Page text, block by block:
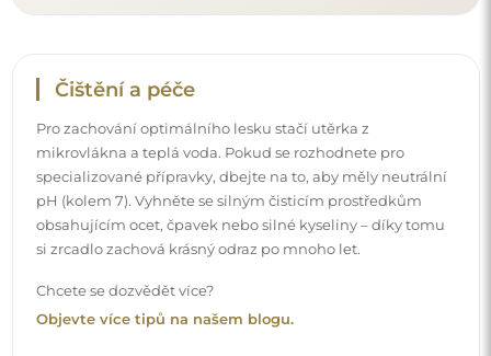
Nabízíme službu doručení až domů, díky které
převezmete zásilku přímo u svých dveří. Za příplatek 40€
nabízíme takéslužbu vnesení dovnitř, která umožňuje
doručit zásilku přímo do vašeho domu (pro rozměry do
80×120 cm nebo průměr 100 cm). U větších produktů
může být potřeba menší pomoc, např. otevření dveří.
Pokud tuto službu nezvolíte a nezaplatíte při objednávce,